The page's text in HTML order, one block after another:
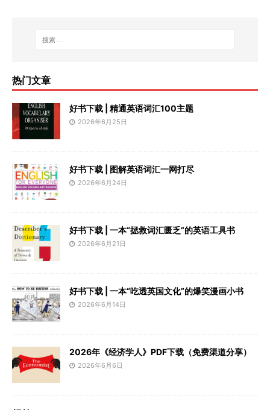
热门文章
好书下载 | 精通英语词汇100主题
2026年6月25日
好书下载 | 图解英语词汇一网打尽
2026年6月24日
好书下载 | 一本“拯救词汇匮乏”的英语工具书
2026年6月21日
好书下载 | 一本“吃透英国文化”的爆笑漫画小书
2026年6月14日
2026年《经济学人》PDF下载（免费渠道分享）
2026年6月6日